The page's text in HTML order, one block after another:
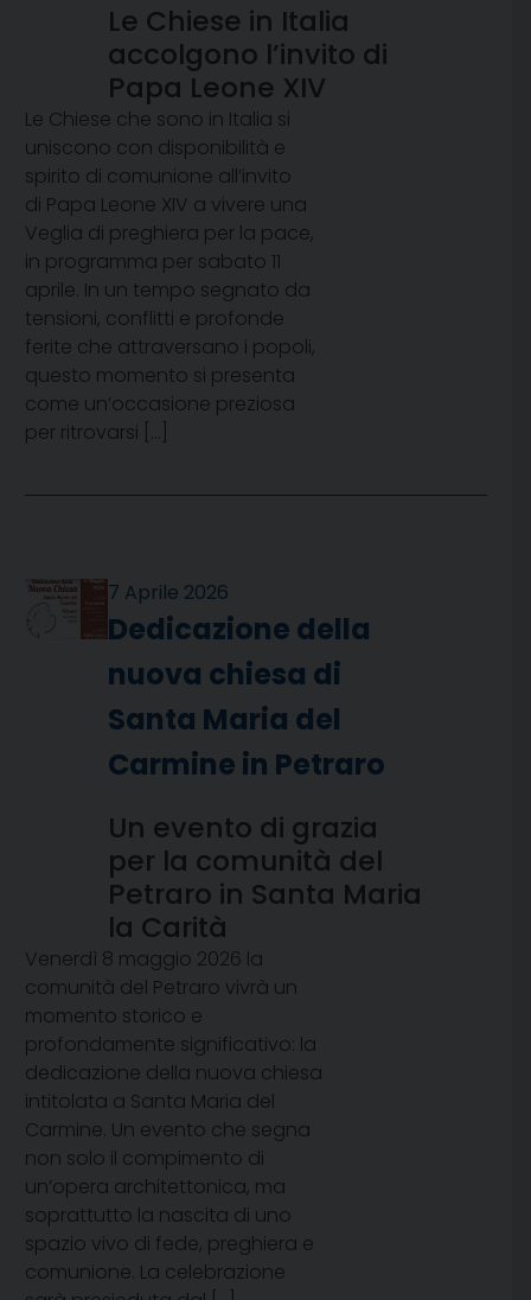
Le Chiese in Italia
accolgono l’invito di
Papa Leone XIV
Le Chiese che sono in Italia si
uniscono con disponibilità e
spirito di comunione all’invito
di Papa Leone XIV a vivere una
Veglia di preghiera per la pace,
in programma per sabato 11
aprile. In un tempo segnato da
tensioni, conflitti e profonde
ferite che attraversano i popoli,
questo momento si presenta
come un’occasione preziosa
per ritrovarsi […]
7 Aprile 2026
Dedicazione della
nuova chiesa di
Santa Maria del
Carmine in Petraro
Un evento di grazia
per la comunità del
Petraro in Santa Maria
la Carità
Venerdì 8 maggio 2026 la
comunità del Petraro vivrà un
momento storico e
profondamente significativo: la
dedicazione della nuova chiesa
intitolata a Santa Maria del
Carmine. Un evento che segna
non solo il compimento di
un’opera architettonica, ma
soprattutto la nascita di uno
spazio vivo di fede, preghiera e
comunione. La celebrazione